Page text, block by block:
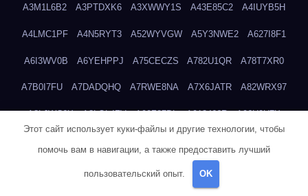
A3M1L6B2 A3PTDXK6 A3XWWY1S A43E85C2 A4IUYB5H
A4LMC1PF A4N5RYT3 A52WYVGW A5Y3NWE2 A627I8F1
A6I3WV0B A6YEHPPJ A75CECZS A782U1QR A78T7XR0
A7B0I7FU A7DADQHQ A7RWE8NA A7X6JATR A82WRX97
A8LJWC6X A8LOL4ZV A90Z37DL A913466R A96H0U7X
Этот сайт использует куки-файлы и другие технологии, чтобы
помочь вам в навигации, а также предоставить лучший
пользовательский опыт. OK